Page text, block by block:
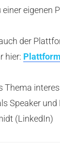
eigenen
der
hier:
Thema
Speaker und
(LinkedIn)